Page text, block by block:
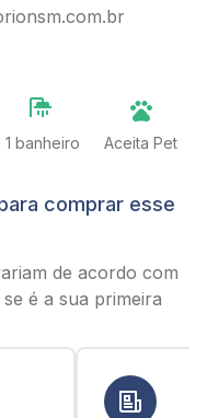
1 banheiro Aceita Pet
comprar esse
de acordo com
é a sua primeira